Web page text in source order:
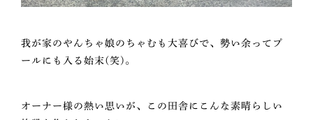
我が家のやんちゃ娘のちゃむも大喜びで、勢い余ってプ
ールにも入る始末(笑)。
オーナー様の熱い思いが、この田舎にこんな素晴らしい